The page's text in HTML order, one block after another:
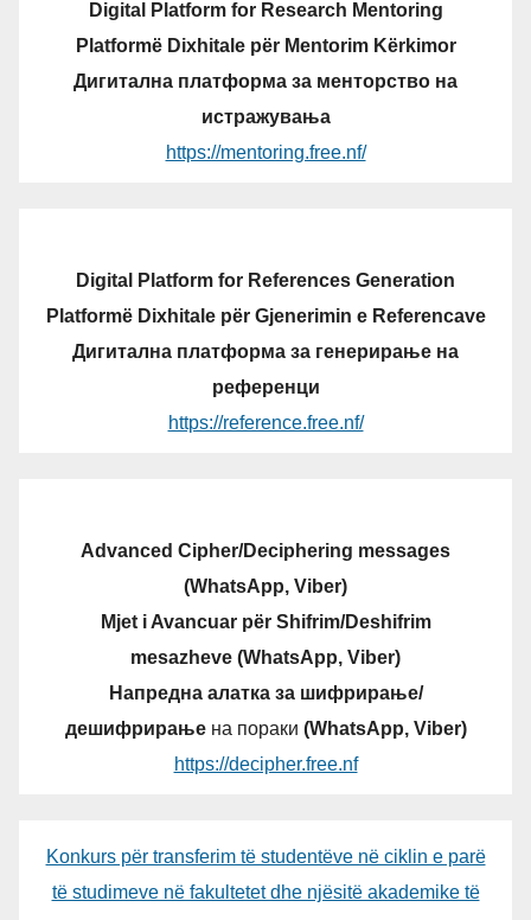
Digital Platform for Research Mentoring
Platformë Dixhitale për Mentorim Kërkimor
Дигитална платформа за менторство на
истражувања
https://mentoring.free.nf/
Digital Platform for References Generation
Platformë Dixhitale për Gjenerimin e Referencave
Дигитална платформа за генерирање на
референци
https://reference.free.nf/
Advanced Cipher/Deciphering messages
(WhatsApp, Viber)
Mjet i Avancuar për Shifrim/Deshifrim
mesazheve (WhatsApp, Viber)
Напредна алатка за шифрирање/
дешифрирањена пораки (WhatsApp, Viber)
https://decipher.free.nf
Konkurs për transferim të studentëve në ciklin e parë
të studimeve në fakultetet dhe njësitë akademike të